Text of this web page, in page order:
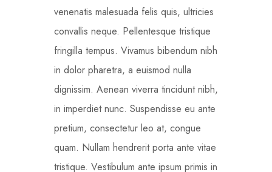
venenatis malesuada felis quis, ultricies
convallis neque. Pellentesque tristique
fringilla tempus. Vivamus bibendum nibh
in dolor pharetra, a euismod nulla
dignissim. Aenean viverra tincidunt nibh,
in imperdiet nunc. Suspendisse eu ante
pretium, consectetur leo at, congue
quam. Nullam hendrerit porta ante vitae
tristique. Vestibulum ante ipsum primis in